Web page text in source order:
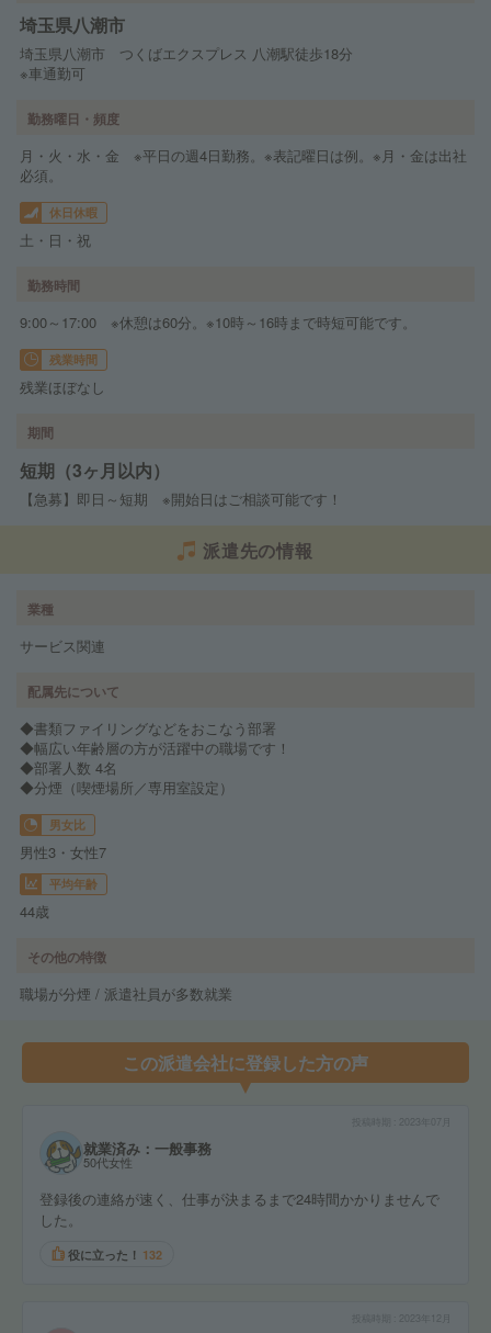
埼玉県八潮市
埼玉県八潮市 つくばエクスプレス 八潮駅徒歩18分
※車通勤可
勤務曜日・頻度
月・火・水・金 ※平日の週4日勤務。※表記曜日は例。※月・金は出社
必須。
休日休暇
土・日・祝
勤務時間
9:00～17:00 ※休憩は60分。※10時～16時まで時短可能です。
残業時間
残業ほぼなし
期間
短期（3ヶ月以内）
【急募】即日～短期 ※開始日はご相談可能です！
派遣先の情報
業種
サービス関連
配属先について
◆書類ファイリングなどをおこなう部署
◆幅広い年齢層の方が活躍中の職場です！
◆部署人数 4名
◆分煙（喫煙場所／専用室設定）
男女比
男性3・女性7
平均年齢
44歳
その他の特徴
職場が分煙 / 派遣社員が多数就業
この派遣会社に登録した方の声
就業済み：一般事務
50代女性
登録後の連絡が速く、仕事が決まるまで24時間かかりませんで
した。
役に立った！ 132
2023年12月